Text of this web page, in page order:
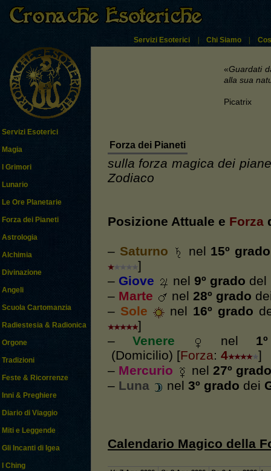
Servizi Esoterici | Chi Siamo |
Servizi Esoterici
Magia
I Grimori
Lunario
Le Ore Planetarie
Forza dei Pianeti
Astrologia
Alchimia
Divinazione
Angeli
Scuola Cartomanzia
Radiestesia & Radionica
Orgone
Tradizioni
Feste & Ricorrenze
Inni & Preghiere
Diario di Viaggio
Miti e Leggende
Gli Incanti di Igea
I Ching
«Guardati
alla sua
Picatrix
Forza dei Pianeti
sulla forza magica dei
Zodiaco
Posizione Attuale e Forza
– Saturno nel 15º grado
]
– Giove nel 9º grado del
– Marte nel 28º grado
– Sole nel 16º grado
]
– Venere nel
(Domicilio) [Forza: 4
]
– Mercurio nel 27º grado
– Luna nel 3º grado dei
Calendario Magico della